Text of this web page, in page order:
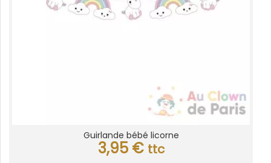
Guirlande bébé licorne
3,95 € ttc